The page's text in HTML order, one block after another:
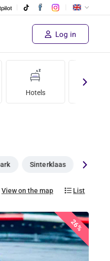
Log in
Hotels
Sinterklaas
View on the map List
26%